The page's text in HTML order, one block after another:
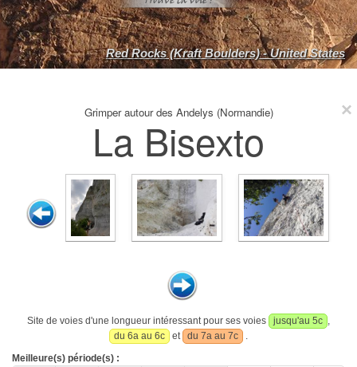
Red Rocks (Kraft Boulders) - United States
Grimper autour des Andelys (Normandie)
La Bisexto
Site de voies d'une longueur intéressant pour ses voies jusqu'au 5c ,
du 6a au 6c
et du 7a au 7c
.
Meilleure(s) période(s) :